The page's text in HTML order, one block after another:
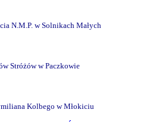
N.M.P. w Solnikach Małych
Stróżów w Paczkowie
Kolbego w Młokiciu